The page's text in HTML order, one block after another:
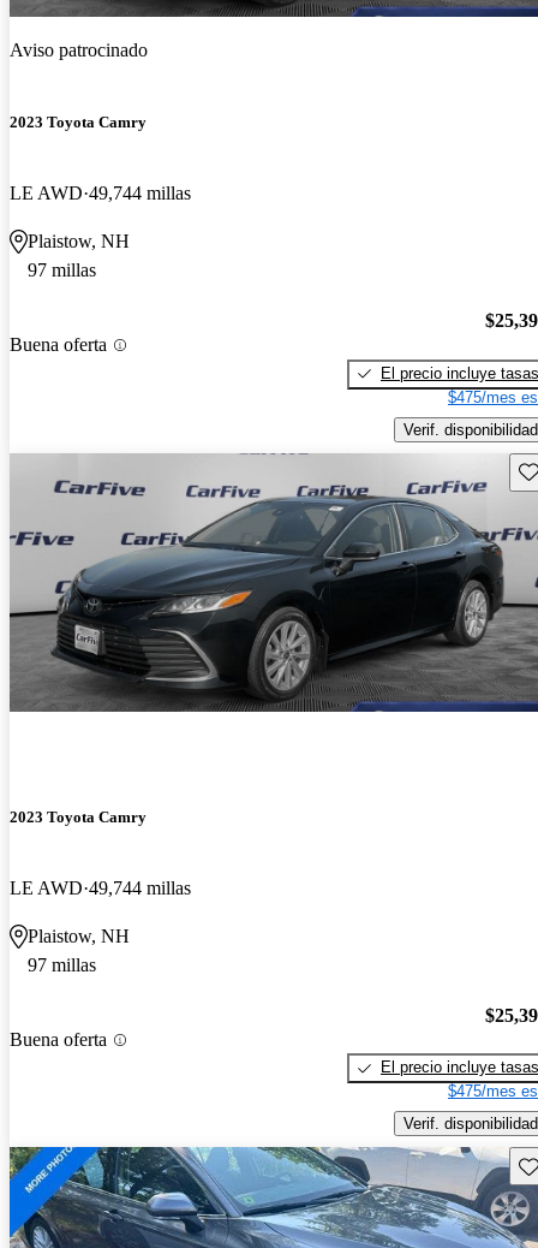
Aviso patrocinado
2023 Toyota Camry
LE AWD 49,744 millas
Plaistow, NH
97 millas
Buena oferta
El precio incluye tasas
$475/mes
Verif. disponibilidad
2023 Toyota Camry
LE AWD 49,744 millas
Plaistow, NH
97 millas
Buena oferta
El precio incluye tasas
$475/mes
Verif. disponibilidad